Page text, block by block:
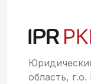
область,